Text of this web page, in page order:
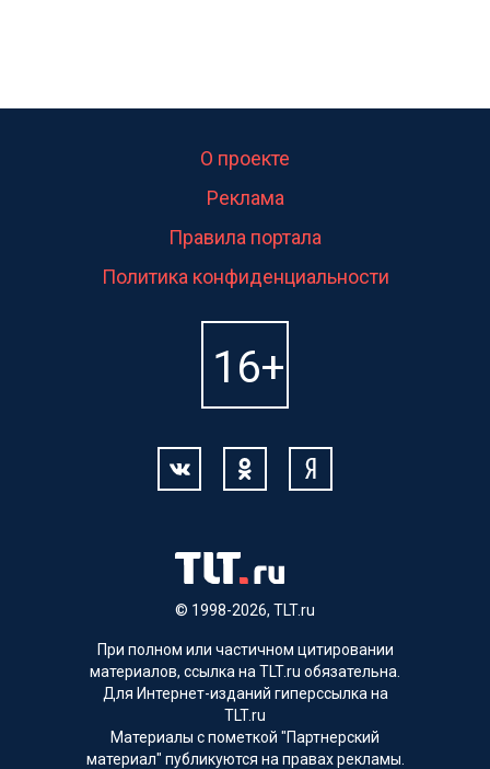
© 1998-2026, TLT.ru
О проекте
Реклама
Правила портала
Политика конфиденциальности
При полном или частичном цитировании
материалов, ссылка на TLT.ru обязательна.
Для Интернет-изданий гиперссылка на
TLT.ru
Материалы с пометкой "Партнерский
материал" публикуются на правах рекламы.